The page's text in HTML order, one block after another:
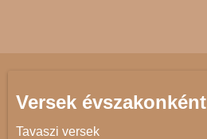
Versek évszakonként
Tavaszi versek